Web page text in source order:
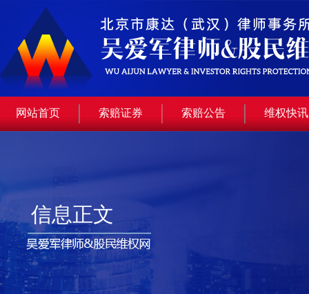
网站首页 索赔证券 索赔公告 维权快讯
信息正文